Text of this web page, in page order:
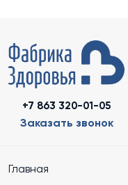
+7 863 320-01-05
Заказать звонок
Главная